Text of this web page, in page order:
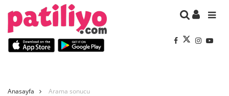
Anasayfa Arama sonucu